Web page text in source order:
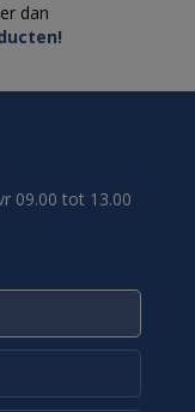
dan
09.00 tot 13.00